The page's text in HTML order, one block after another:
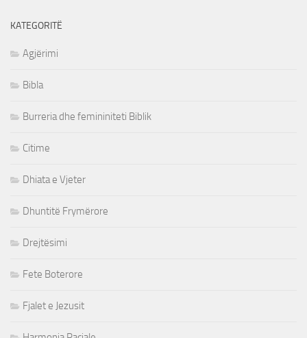
KATEGORITË
Agjërimi
Bibla
Burreria dhe femininiteti Biblik
Citime
Dhiata e Vjeter
Dhuntitë Frymërore
Drejtësimi
Fete Boterore
Fjalet e Jezusit